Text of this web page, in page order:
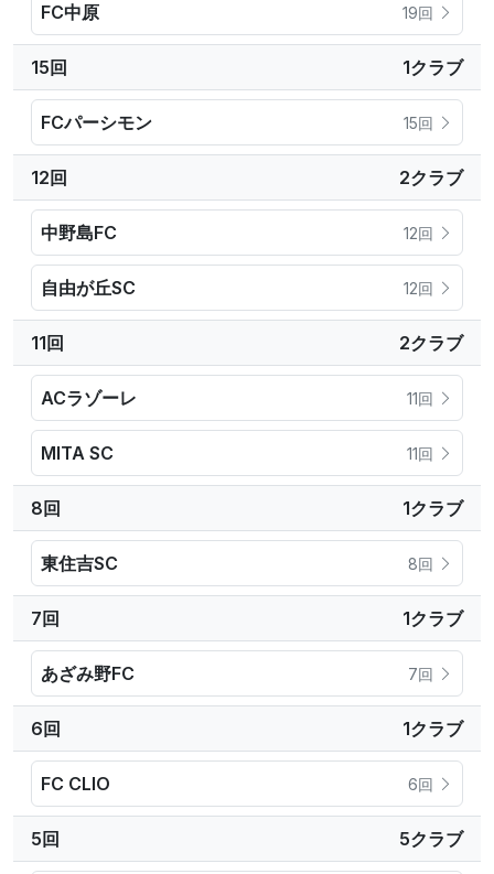
FC中原 19回
15回 1クラブ
FCパーシモン 15回
12回 2クラブ
中野島FC 12回
自由が丘SC 12回
11回 2クラブ
ACラゾーレ 11回
MITA SC 11回
8回 1クラブ
東住吉SC 8回
7回 1クラブ
あざみ野FC 7回
6回 1クラブ
FC CLIO 6回
5回 5クラブ